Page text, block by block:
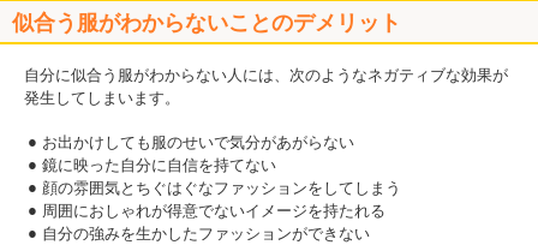
似合う服がわからないことのデメリット
自分に似合う服がわからない人には、次のようなネガティブな効果が
発生してしまいます。
お出かけしても服のせいで気分があがらない
鏡に映った自分に自信を持てない
顔の雰囲気とちぐはぐなファッションをしてしまう
周囲におしゃれが得意でないイメージを持たれる
自分の強みを生かしたファッションができない